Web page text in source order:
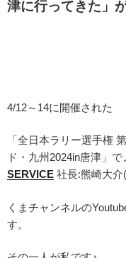
津に行ってきた」
4/12～14に開催された
「全日本ラリー選手権
ド・九州2024in唐津」
SERVICE 社長:熊崎大介
くまチャンネルの
す。